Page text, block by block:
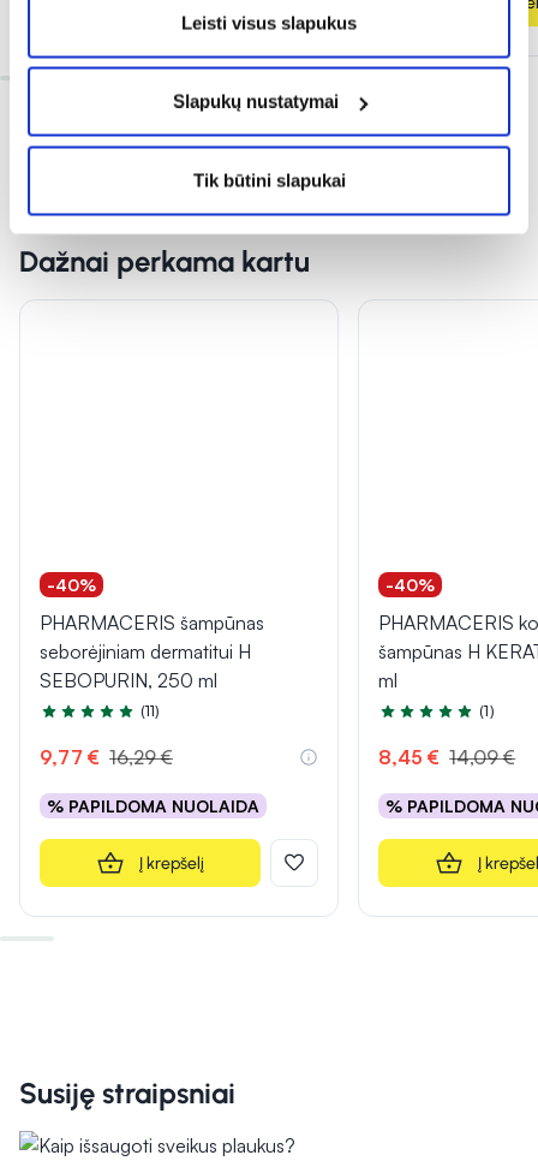
Leisti visus slapukus
Slapukų nustatymai
Tik būtini slapukai
Dažnai perkama kartu
-40%
PHARMACERIS šampūnas
seborėjiniam dermatitui H
SEBOPURIN, 250 ml
Įvertinimas 5.0 iš 5
(11)
9,77 € 16,29 €
% PAPILDOMA NUOLAIDA
Į krepšelį
-40%
PHARMACERIS
šampūnas H
ml
Įvertinimas 5.0 iš 5
(1)
8,45 € 14,09 €
% PAPILDOMA
Į
Susiję straipsniai